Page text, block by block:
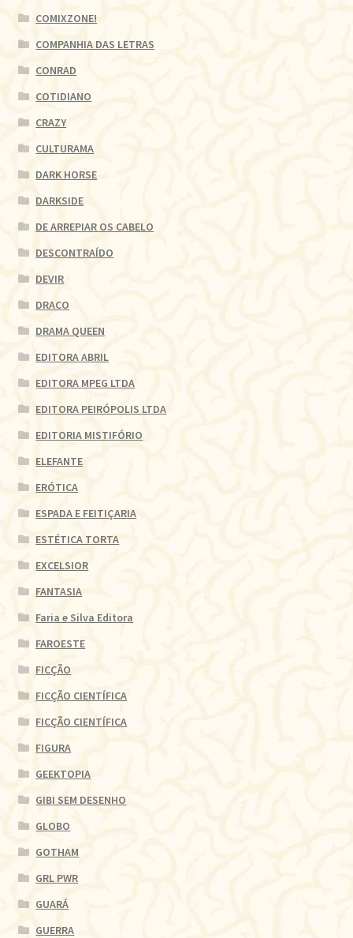
COMIXZONE!
COMPANHIA DAS LETRAS
CONRAD
COTIDIANO
CRAZY
CULTURAMA
DARK HORSE
DARKSIDE
DE ARREPIAR OS CABELO
DESCONTRAÍDO
DEVIR
DRACO
DRAMA QUEEN
EDITORA ABRIL
EDITORA MPEG LTDA
EDITORA PEIRÓPOLIS LTDA
EDITORIA MISTIFÓRIO
ELEFANTE
ERÓTICA
ESPADA E FEITIÇARIA
ESTÉTICA TORTA
EXCELSIOR
FANTASIA
Faria e Silva Editora
FAROESTE
FICÇÃO
FICÇÃO CIENTÍFICA
FICÇÃO CIENTÍFICA
FIGURA
GEEKTOPIA
GIBI SEM DESENHO
GLOBO
GOTHAM
GRL PWR
GUARÁ
GUERRA